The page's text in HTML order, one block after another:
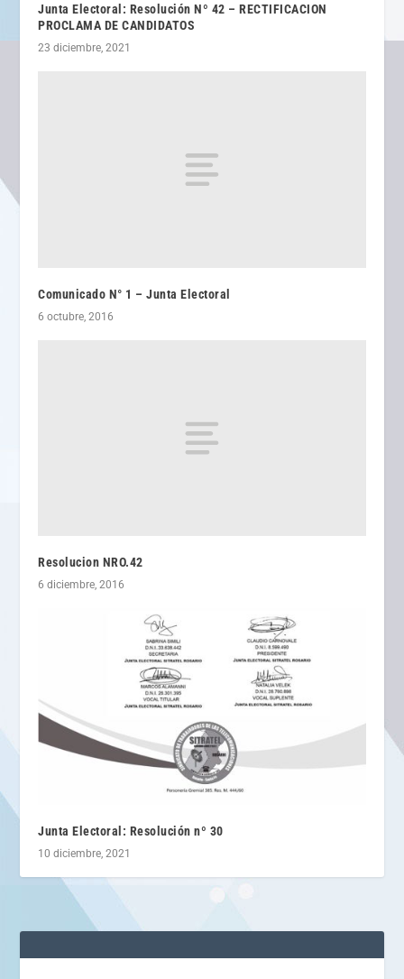
Junta Electoral: Resolución Nº 42 – RECTIFICACION
PROCLAMA DE CANDIDATOS
23 diciembre, 2021
Comunicado N° 1 – Junta Electoral
6 octubre, 2016
Resolucion NRO.42
6 diciembre, 2016
Junta Electoral: Resolución nº 30
10 diciembre, 2021